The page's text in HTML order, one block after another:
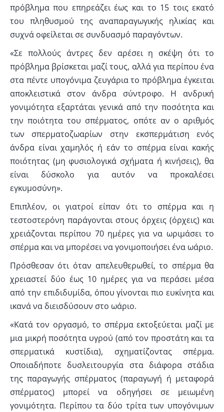
πρόβλημα που επηρεάζει έως και το 15 τοις εκατό
του πληθυσμού της αναπαραγωγικής ηλικίας και
συχνά οφείλεται σε συνδυασμό παραγόντων.
«Σε πολλούς άντρες δεν αρέσει η σκέψη ότι το
πρόβλημα βρίσκεται μαζί τους, αλλά για περίπου ένα
στα πέντε υπογόνιμα ζευγάρια το πρόβλημα έγκειται
αποκλειστικά στον άνδρα σύντροφο. Η ανδρική
γονιμότητα εξαρτάται γενικά από την ποσότητα και
την ποιότητα του σπέρματος, οπότε αν ο αριθμός
των σπερματοζωαρίων στην εκσπερμάτιση ενός
άνδρα είναι χαμηλός ή εάν το σπέρμα είναι κακής
ποιότητας (μη φυσιολογικά σχήματα ή κινήσεις), θα
είναι δύσκολο για αυτόν να προκαλέσει
εγκυμοσύνη».
Επιπλέον, οι γιατροί είπαν ότι το σπέρμα και η
τεστοστερόνη παράγονται στους όρχεις (όρχεις) και
χρειάζονται περίπου 70 ημέρες για να ωριμάσει το
σπέρμα και να μπορέσει να γονιμοποιήσει ένα ωάριο.
Πρόσθεσαν ότι όταν απελευθερωθεί, το σπέρμα θα
χρειαστεί δύο έως 10 ημέρες για να περάσει μέσα
από την επιδιδυμίδα, όπου γίνονται πιο ευκίνητα και
ικανά να διεισδύσουν στο ωάριο.
«Κατά τον οργασμό, το σπέρμα εκτοξεύεται μαζί με
μια μικρή ποσότητα υγρού (από τον προστάτη και τα
σπερματικά κυστίδια), σχηματίζοντας σπέρμα.
Οποιαδήποτε δυσλειτουργία στα διάφορα στάδια
της παραγωγής σπέρματος (παραγωγή ή μεταφορά
σπέρματος) μπορεί να οδηγήσει σε μειωμένη
γονιμότητα. Περίπου τα δύο τρίτα των υπογόνιμων